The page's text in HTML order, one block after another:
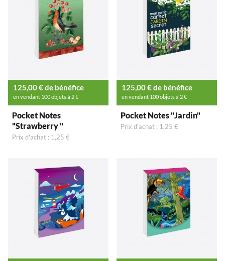
Pocket Notes
"Strawberry "
125,00 € de bénéfice
en vendant 100 objets à 2 €
Prix d'achat : 1,25 €
Pocket Notes "Jardin"
125,00 € de bénéfice
en vendant 100 objets à 2 €
Prix d'achat : 1,25 €